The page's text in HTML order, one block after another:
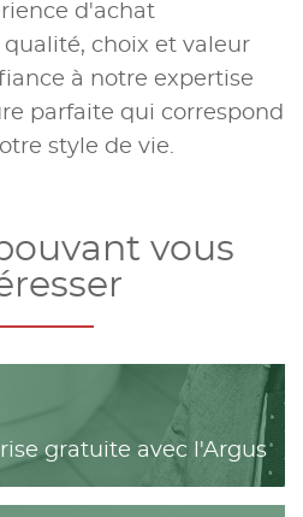
d'achat
choix et valeur
à notre expertise
parfaite qui correspond
style de vie.
vous
gratuite avec l'Argus